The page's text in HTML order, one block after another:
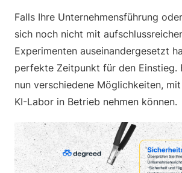
Falls Ihre Unternehmensführung
sich noch nicht mit
Experimenten auseinandergesetzt
perfekte Zeitpunkt für den Einstieg.
nun verschiedene Möglichkeiten,
KI-Labor in Betrieb nehmen können.